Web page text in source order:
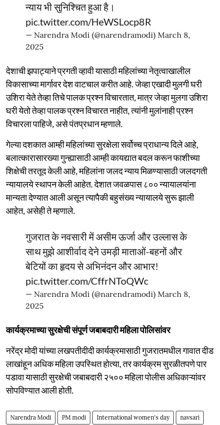
न्याय भी सुनिश्चित हुआ है।
pic.twitter.com/HeWSLocp8R
— Narendra Modi (@narendramodi) March 8,
2025
देशाची झपाट्याने प्रगती व्हावी यासाठी महिलांच्या नेतृत्वाखालील
विकासाच्या मार्गावर देश वाटचाल करीत आहे. जेव्हा एखादी मुलगी घरी
उशिरा येते तेव्हा तिचे पालक प्रश्न विचारतात, मात्र जेव्हा मुलगा उशिरा
घरी येतो तेव्हा पालक प्रश्न विचारत नाहीत, त्यांनी मुलांनाही प्रश्न
विचारला पाहिजे, असे पंतप्रधान म्हणाले.
गेल्या दशकात आम्ही महिलांच्या सुरक्षेला सर्वोच्च प्राधान्य दिले आहे,
बलात्कारासारख्या गुन्ह्यासाठी आम्ही कायद्यात बदल करून फाशीच्या
शिक्षेची तरतूद केली आहे, महिलांना जलद न्याय मिळण्यासाठी जलदगती
न्यायालये स्थापन केली आहेत. देशात जवळपास ८०० न्यायालयांना
मान्यता देण्यात आली असून त्यापैकी बहुसंख्य न्यायालये सुरू झाली
आहेत, असेही ते म्हणाले.
गुजरात के नवसारी में असीम ऊर्जा और उल्लास के
साथ मुझे आशीर्वाद देने उमड़ी माताओं-बहनों और
बेटियों का हृदय से अभिनंदन और आभार!
pic.twitter.com/CffrNToQWc
— Narendra Modi (@narendramodi) March 8,
2025
कार्यक्रमाच्या सुरक्षेची संपूर्ण जबाबदारी महिला पोलिसांवर
नरेंद्र मोदी यांच्या लखपतीदीदी कार्यक्रमासाठी गुजरातमधील गावात दीड
लाखांहून अधिक महिला उपस्थित होत्या, तर कार्यक्रम सुरळीतपणे पार
पडावा यासाठी सुरक्षेची जबाबदारी २५०० महिला पोलीस अधिकाऱ्यांवर
सोपविण्यात आली होती.
Narendra Modi PM modi International women's day navsari